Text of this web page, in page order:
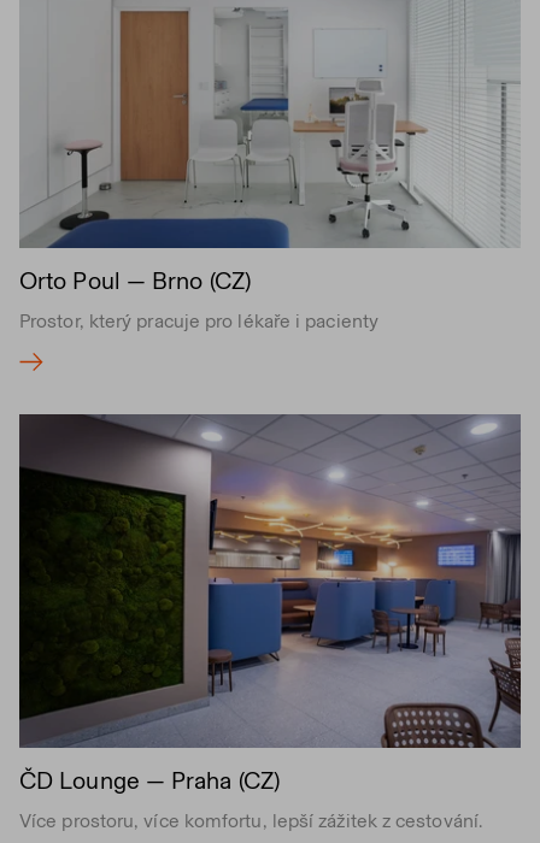
Orto Poul — Brno (CZ)
Prostor, který pracuje pro lékaře i pacienty
ČD Lounge — Praha (CZ)
Více prostoru, více komfortu, lepší zážitek z cestování.